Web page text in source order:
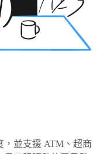
，並支援 ATM、超商